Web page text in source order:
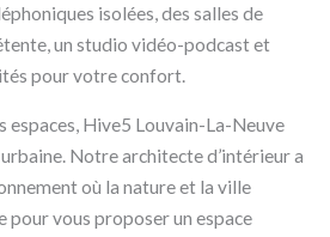
isolées, des salles de
un studio vidéo-podcast et
pour votre confort.
espaces, Hive5 Louvain-La-Neuve
Notre architecte d’intérieur a
où la nature et la ville
pour vous proposer un espace